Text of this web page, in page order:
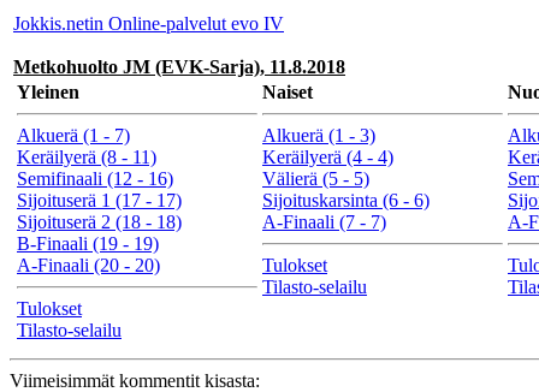
Jokkis.netin Online-palvelut evo IV
Metkohuolto JM (EVK-Sarja), 11.8.2018
Yleinen
Alkuerä (1 - 7)
Keräilyerä (8 - 11)
Semifinaali (12 - 16)
Sijoituserä 1 (17 - 17)
Sijoituserä 2 (18 - 18)
B-Finaali (19 - 19)
A-Finaali (20 - 20)
Tulokset
Tilasto-selailu
Naiset
Alkuerä (1 - 3)
Keräilyerä (4 - 4)
Välierä (5 - 5)
Sijoituskarsinta (6 - 6)
A-Finaali (7 - 7)
Tulokset
Tilasto-selailu
A-
Viimeisimmät kommentit kisasta: